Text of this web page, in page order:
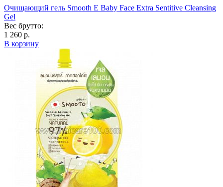
Очищающий гель Smooth E Baby Face Extra Sentitive Cleansing
Gel
Вес брутто:
1 260 р.
В корзину